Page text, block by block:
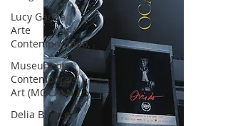
Lucy García |
Arte
Contemporáneo.
Museum of
Contemporary
Art (MOCA) N
Delia Blanco